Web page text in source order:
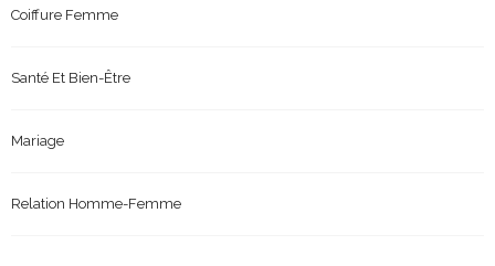
Coiffure Femme
Santé Et Bien-Être
Mariage
Relation Homme-Femme